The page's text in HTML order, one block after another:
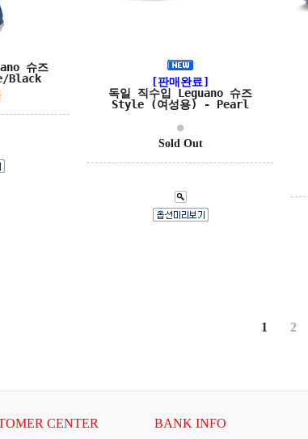
슈즈
Black
[판매완료]
독일 직수입 Leguano 슈즈
Style (여성용) - Pearl
●
Sold Out
1 2
CENTER BANK INFO